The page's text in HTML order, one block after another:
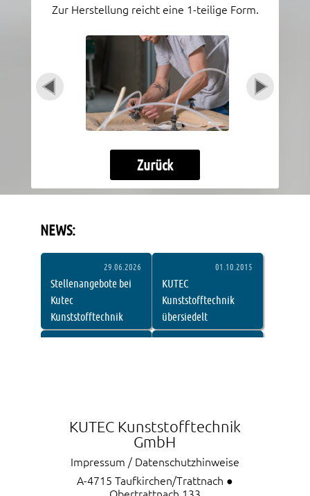
Zur Herstellung reicht eine 1-teilige Form.
Zurück
NEWS:
Dieses eingebettete Fenster zeigt die aktuellen
29.06.2026
Stellenangebote bei
Kutec
Kunststofftechnik
01.10.2015
KUTEC
Kunststofftechnik
übersiedelt
KUTEC Kunststofftechnik
GmbH
Impressum / Datenschutzhinweise
A-4715 Taufkirchen/Trattnach ●